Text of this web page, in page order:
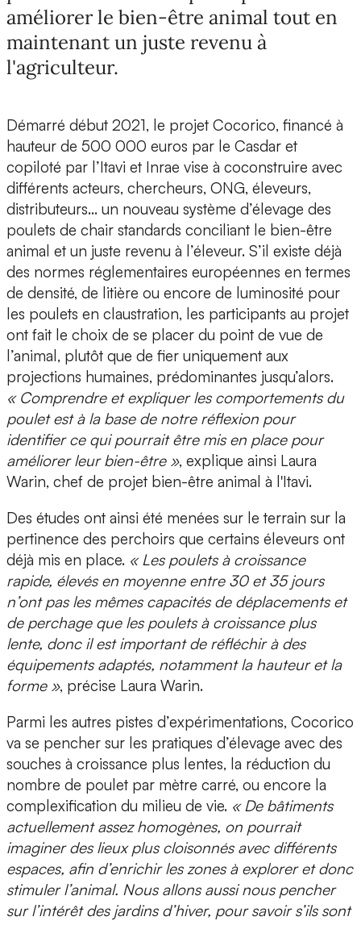
améliorer le bien-être animal tout en
maintenant un juste revenu à
l'agriculteur.
Démarré début 2021, le projet Cocorico, financé à
hauteur de 500 000 euros par le Casdar et
copiloté par l’Itavi et Inrae vise à coconstruire avec
différents acteurs, chercheurs, ONG, éleveurs,
distributeurs… un nouveau système d’élevage des
poulets de chair standards conciliant le bien-être
animal et un juste revenu à l’éleveur. S’il existe déjà
des normes réglementaires européennes en termes
de densité, de litière ou encore de luminosité pour
les poulets en claustration, les participants au projet
ont fait le choix de se placer du point de vue de
l’animal, plutôt que de fier uniquement aux
projections humaines, prédominantes jusqu’alors.
« Comprendre et expliquer les comportements du
poulet est à la base de notre réflexion pour
identifier ce qui pourrait être mis en place pour
améliorer leur bien-être », explique ainsi Laura
Warin, chef de projet bien-être animal à l'Itavi.
Des études ont ainsi été menées sur le terrain sur la
pertinence des perchoirs que certains éleveurs ont
déjà mis en place. « Les poulets à croissance
rapide, élevés en moyenne entre 30 et 35 jours
n’ont pas les mêmes capacités de déplacements et
de perchage que les poulets à croissance plus
lente, donc il est important de réfléchir à des
équipements adaptés, notamment la hauteur et la
forme », précise Laura Warin.
Parmi les autres pistes d’expérimentations, Cocorico
va se pencher sur les pratiques d’élevage avec des
souches à croissance plus lentes, la réduction du
nombre de poulet par mètre carré, ou encore la
complexification du milieu de vie. « De bâtiments
actuellement assez homogènes, on pourrait
imaginer des lieux plus cloisonnés avec différents
espaces, afin d’enrichir les zones à explorer et donc
stimuler l’animal. Nous allons aussi nous pencher
sur l’intérêt des jardins d’hiver, pour savoir s’ils sont